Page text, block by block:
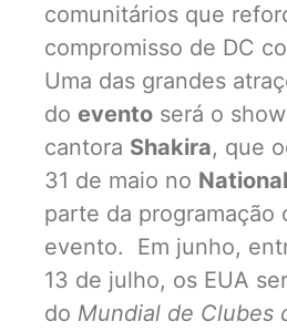
comunitários que
compromisso de DC
Uma das grandes
do evento será o
cantora Shakira, que
31 de maio no
parte da programação
evento. Em junho,
13 de julho, os EUA
do Mundial de Clubes